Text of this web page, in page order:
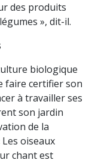
des produits
», dit-il.
biologique
faire certifier son
à travailler ses
son jardin
de la
oiseaux
chant est